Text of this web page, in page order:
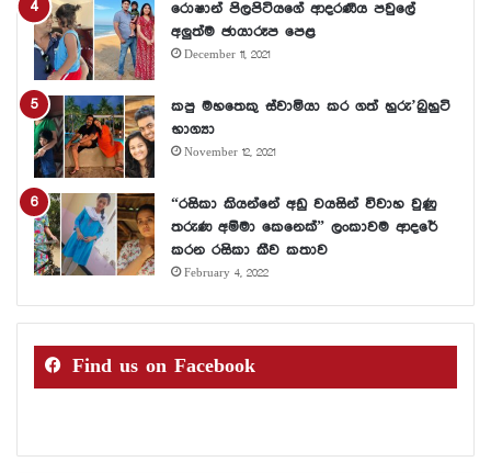
රොෂාන් පිලපිටියගේ ආදරණීය පවුලේ
අලුත්ම ඡායාරූප පෙළ
December 11, 2021
කපු මහතෙකු ස්වාමියා කර ගත් හුරු’බුහුටි
භාග්‍යා
November 12, 2021
“රසිකා කියන්නේ අඩු වයසින් විවාහ වුණු
තරුණ අම්මා කෙනෙක්” ලංකාවම ආදරේ
කරන රසිකා කීව කතාව
February 4, 2022
Find us on Facebook